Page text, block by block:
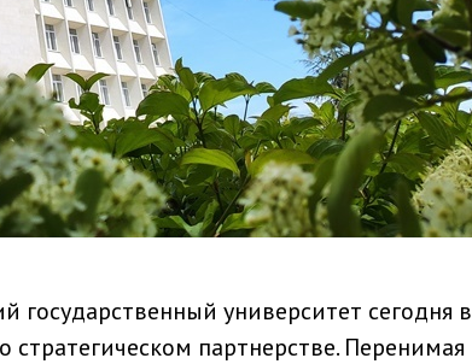
государственный университет сегодня в
партнерстве. Перенимая